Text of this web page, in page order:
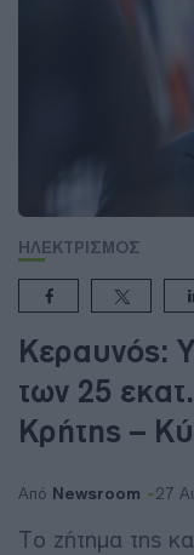
ΗΛΕΚΤΡΙΣΜΟΣ
Κεραυνός:
των 25
Κρήτης –
Από Newsroom 27
Το ζήτημα της